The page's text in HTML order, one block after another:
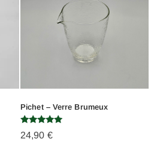
Pichet – Verre Brumeux
Note
5.00
24,90 €